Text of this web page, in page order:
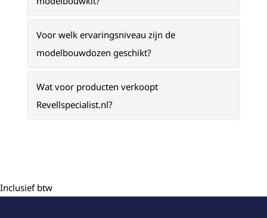
Voor welk ervaringsniveau zijn de
modelbouwdozen geschikt?
Wat voor producten verkoopt
Revellspecialist.nl?
Inclusief btw